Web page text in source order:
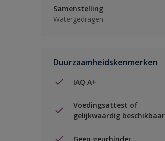
Samenstelling
Watergedragen
Duurzaamheidskenmerken
IAQ A+
Voedingsattest of
gelijkwaardig beschikbaar
Geen geurhinder